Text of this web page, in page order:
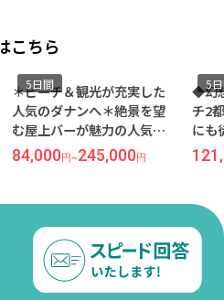
こちら
＊ビーチ＆観光が充実した
人気のダナンへ＊絶景を望
む屋上バーが魅力の人気ホ
テル『フォーポイントバイ
シェラトン』宿泊 ダナン 5
利用】●受託手荷物20KG込
み●
5日間
84,000円~245,000円
◆幻
チ2
にも
ヤル
を
ン/2
ナン
ム
5